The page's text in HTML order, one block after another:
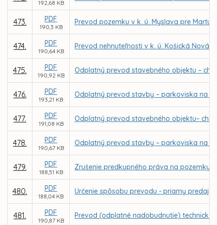
192,68 KB
473. PDF
190,3 KB
Prevod pozemku v k. ú. Myslava pre
474. PDF
190,64 KB
Prevod nehnuteľnosti v k. ú. Košická Nová
475. PDF
190,92 KB
Odplatný prevod stavebného objektu –
476. PDF
193,21 KB
Odplatný prevod stavby – parkoviska na
477. PDF
191,08 KB
Odplatný prevod stavebného objektu–
478. PDF
190,67 KB
Odplatný prevod stavby – parkoviska na
479. PDF
188,51 KB
Zrušenie predkupného práva na pozemky
480. PDF
188,04 KB
Určenie spôsobu prevodu - priamy predaj
481. PDF
190,87 KB
Prevod (odplatné nadobudnutie)